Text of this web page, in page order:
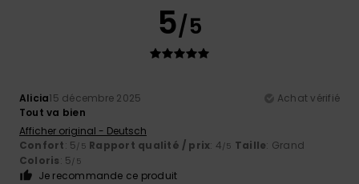
5/5
Alicia15 décembre 2025
Achat vérifié
Tout va bien
Afficher original - Deutsch
Confort: 5/5 Rapport qualité / prix: 4/5 Taille: Grand
Coloris: 5/5
Je recommande ce produit